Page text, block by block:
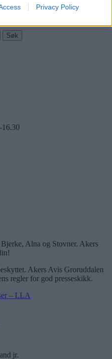
Privacy Policy
16.30
Alna og Stovner. Akers
Akers Avis Groruddalen
regler for god presseskikk.
– LLA
jr.